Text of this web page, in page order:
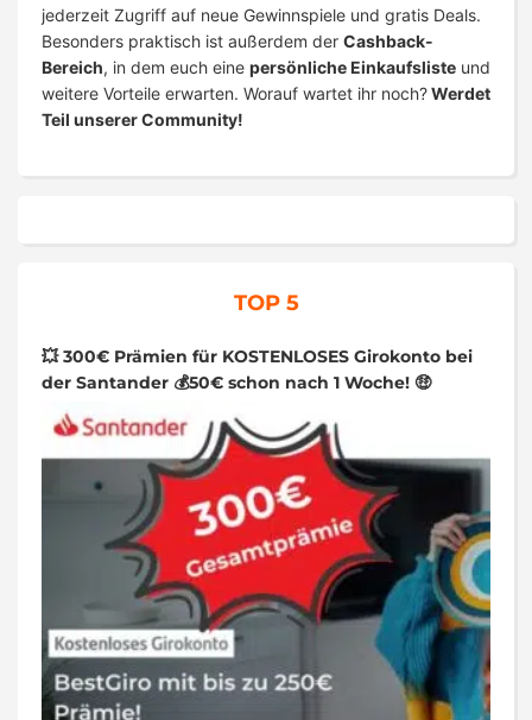
jederzeit Zugriff auf neue Gewinnspiele und gratis Deals.
Besonders praktisch ist außerdem der Cashback-
Bereich, in dem euch eine persönliche Einkaufsliste und
weitere Vorteile erwarten. Worauf wartet ihr noch?Werdet
Teil unserer Community!
TOP 5
💥 300€ Prämien für KOSTENLOSES Girokonto bei
der Santander 💰50€ schon nach 1 Woche! 🤑